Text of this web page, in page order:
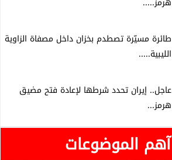
طائرة مسيّرة تصطدم بخزان داخل مصفاة الزاوية
الليبية.....
عاجل.. إيران تحدد شرطها لإعادة فتح مضيق
هرمز...
آهم الموضوعات